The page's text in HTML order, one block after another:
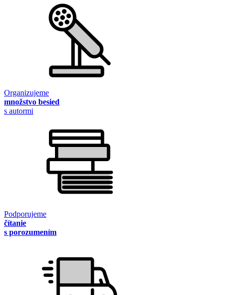
Organizujeme
množstvo besied
s autormi
Podporujeme
čítanie
s porozumením